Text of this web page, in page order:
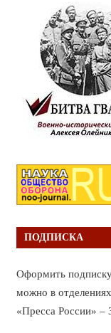
ПОДПИСКА
Оформить
можно в
«Пресса России» –